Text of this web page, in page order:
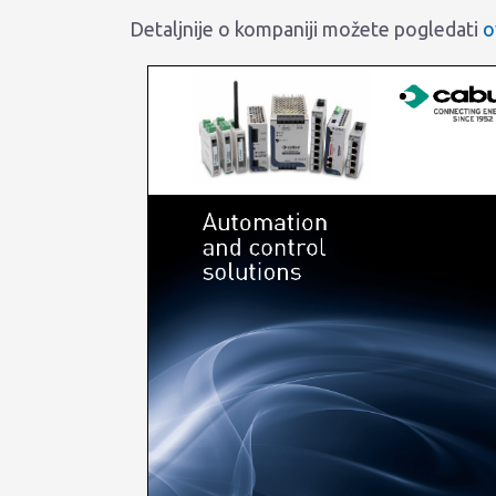
Detaljnije o kompaniji možete pogledati